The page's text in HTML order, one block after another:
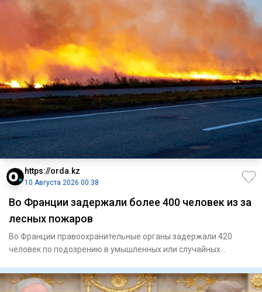
https://orda.kz
10 Августа 2026 00:38
Во Франции задержали более 400 человек из за
лесных пожаров
Во Франции правоохранительные органы задержали 420
человек по подозрению в умышленных или случайных